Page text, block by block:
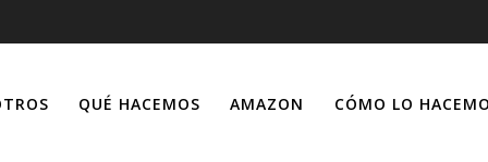
QUÉ HACEMOS AMAZON CÓMO LO